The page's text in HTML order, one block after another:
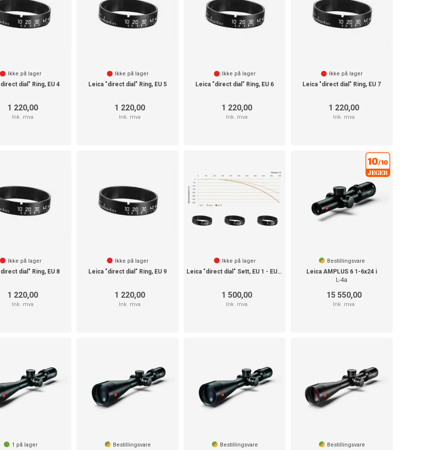
Ikke på lager
dial" Ring, EU 4
1 220,00
Ink. mva
Ikke på lager
Leica "direct dial" Ring, EU 5
1 220,00
Ink. mva
Ikke på lager
Leica "direct dial" Ring, EU 6
1 220,00
Ink. mva
Ikke på lager
Leica "direct dial" Ring, EU 7
1 220,00
Ink. mva
Ikke på lager
dial" Ring, EU 8
1 220,00
Ink. mva
Ikke på lager
Leica "direct dial" Ring, EU 9
1 220,00
Ink. mva
Ikke på lager
Leica "direct dial" Sett, EU 1 - EU 12
1 500,00
Ink. mva
Bestillingsvare
Leica AMPLUS 6 1-6x24 i
L-4a
15 550,00
Ink. mva
1 på lager Bestillingsvare Bestillingsvare Bestillingsvare